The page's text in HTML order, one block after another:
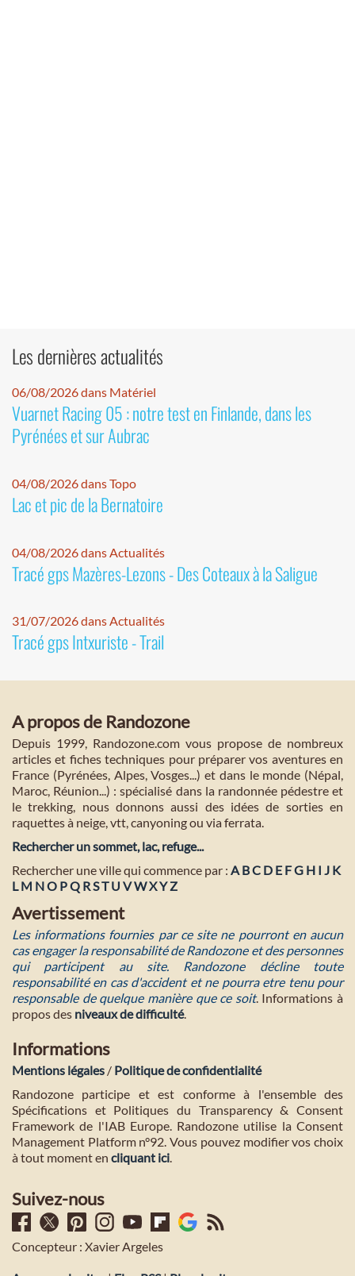
Les dernières actualités
06/08/2026 dans Matériel
Vuarnet Racing 05 : notre test en Finlande, dans les
Pyrénées et sur Aubrac
04/08/2026 dans Topo
Lac et pic de la Bernatoire
04/08/2026 dans Actualités
Tracé gps Mazères-Lezons - Des Coteaux à la Saligue
31/07/2026 dans Actualités
Tracé gps Intxuriste - Trail
A propos de Randozone
Depuis 1999, Randozone.com vous propose de nombreux
articles et fiches techniques pour préparer vos aventures en
France (Pyrénées, Alpes, Vosges...) et dans le monde (Népal,
Maroc, Réunion...) : spécialisé dans la randonnée pédestre et
le trekking, nous donnons aussi des idées de sorties en
raquettes à neige, vtt, canyoning ou via ferrata.
Rechercher un sommet, lac, refuge...
Rechercher une ville qui commence par : A BC D E FG H I J K
L M NO PQ RST U VWXYZ
Avertissement
Les informations fournies par ce site ne pourront en aucun
cas engager la responsabilité de Randozone et des personnes
qui participent au site. Randozone décline toute
responsabilité en cas d'accident et ne pourra etre tenu pour
responsable de quelque manière que ce soit. Informations à
propos des niveaux de difficulté.
Informations
Mentions légales / Politique de confidentialité
Randozone participe et est conforme à l'ensemble des
Spécifications et Politiques du Transparency & Consent
Framework de l'IAB Europe. Randozone utilise la Consent
Management Platform n°92. Vous pouvez modifier vos choix
à tout moment en cliquant ici.
Suivez-nous
Concepteur : Xavier Argeles